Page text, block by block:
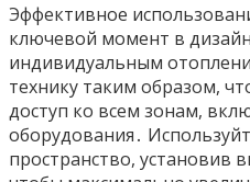
Эффективное
ключевой момент в
индивидуальным
технику таким образом,
доступ ко всем зонам,
оборудования․
пространство, установив